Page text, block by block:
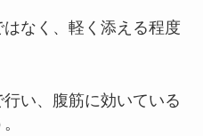
なく、軽く添える程度
い、腹筋に効いている